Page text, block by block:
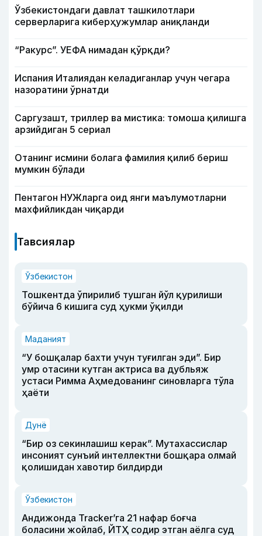
Ўзбекистондаги давлат ташкилотлари
серверларига киберҳужумлар аниқланди
“Ракурс”. УЕФА нимадан қўрқди?
Испания Италиядан келадиганлар учун чегара
назоратини ўрнатди
Саргузашт, триллер ва мистика: томоша қилишга
арзийдиган 5 сериал
Отанинг исмини болага фамилия қилиб бериш
мумкин бўлади
Пентагон НУЖларга оид янги маълумотларни
махфийликдан чиқарди
Тавсиялар
Ўзбекистон
Тошкентда ўпирилиб тушган йўл қурилиши
бўйича 6 кишига суд ҳукми ўқилди
Маданият
“У бошқалар бахти учун туғилган эди”. Бир
умр отасини кутган актриса ва дубльяж
устаси Римма Аҳмедованинг синовларга тўла
ҳаёти
Дунё
“Бир оз секинлашиш керак”. Мутахассислар
инсоният сунъий интеллектни бошқара олмай
қолишидан хавотир билдирди
Ўзбекистон
Андижонда Tracker’га 21 нафар боғча
боласини жойлаб, ЙТҲ содир этган аёлга суд